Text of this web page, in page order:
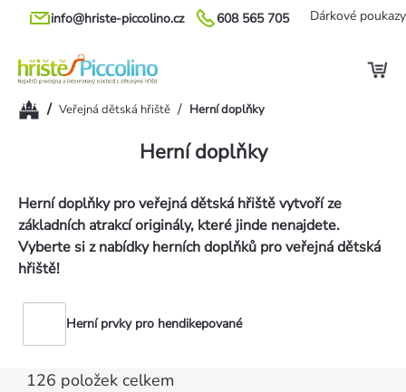
Přejít
608 565 705
info@hriste-piccolino.cz Dárkové poukazy
Domů/ Veřejná dětská hřiště / Herní doplňky
Herní doplňky
Herní doplňky pro veřejná dětská hřiště vytvoří ze
základních atrakcí originály, které jinde nenajdete.
Vyberte si z nabídky herních doplňků pro veřejná dětská
hřiště!
Herní prvky pro hendikepované
126 položek celkem